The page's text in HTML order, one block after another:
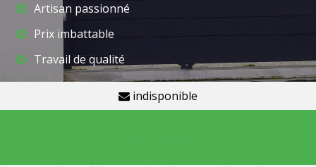
Artisan passionné
Prix imbattable
Travail de qualité
indisponible